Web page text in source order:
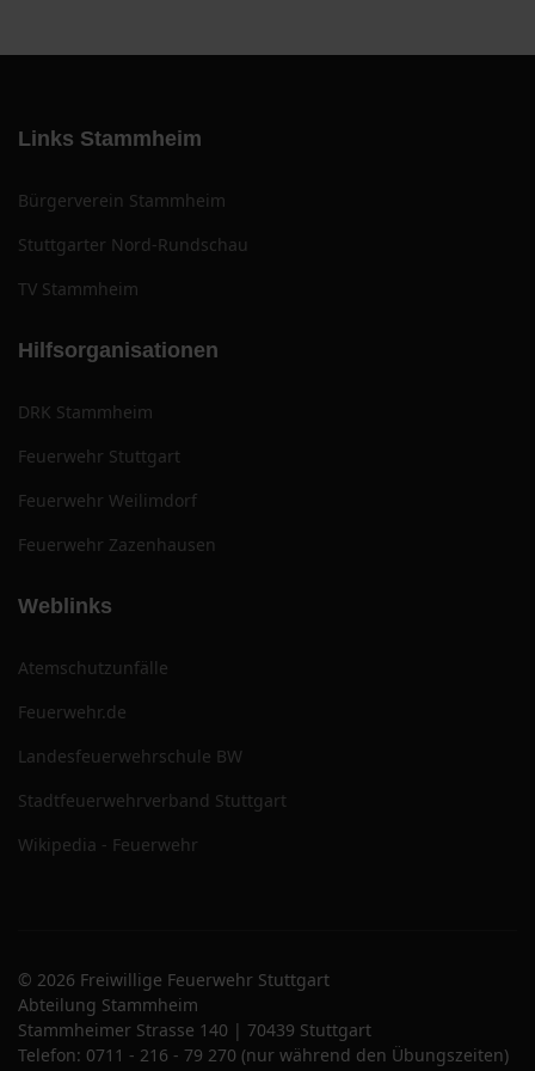
Links Stammheim
Bürgerverein Stammheim
Stuttgarter Nord-Rundschau
TV Stammheim
Hilfsorganisationen
DRK Stammheim
Feuerwehr Stuttgart
Feuerwehr Weilimdorf
Feuerwehr Zazenhausen
Weblinks
Atemschutzunfälle
Feuerwehr.de
Landesfeuerwehrschule BW
Stadtfeuerwehrverband Stuttgart
Wikipedia - Feuerwehr
© 2026 Freiwillige Feuerwehr Stuttgart
Abteilung Stammheim
Stammheimer Strasse 140 | 70439 Stuttgart
Telefon: 0711 - 216 - 79 270 (nur während den Übungszeiten)